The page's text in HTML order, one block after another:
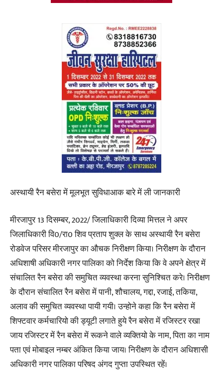
अस्थायी रैन बसेरा में मूलभूत सुविधाआक बारे में ली जानकारी
मीरजापुर 13 दिसम्बर, 2022/ जिलाधिकारी दिव्या मित्तल ने अपर
जिलाधिकारी वि0/रा0 शिव प्रताप शुक्ल के साथ अस्थायी रैन बसेरा
रोडवेज परिसर मीरजापुर का औचक निरीक्षण किया। निरीक्षण के दौरान
अधिशाषी अधिकारी नगर पालिका को निर्देश किया कि वे अपने क्षेत्र में
संचालित रैन बसेरा की समुचित व्यवस्था करना सुनिश्चित करे। निरीक्षण
के दौरान संचालित रैन बसेरा में पानी, शौचालय, गद्दा, रजाई, तकिया,
अलाव की समुचित व्यवस्था पायी गयी। उन्होने कहा कि रैन बसेरा में
शिफ्टवार कर्मचारियो की ड्यूटी लगाते हुये रैन बसेरा में रजिस्टर रखा
जाय रजिस्टर में रैन बसेरा में रूकने वाले व्यक्तियो के नाम, पिता का नाम
पता एवं मोबाइल नम्बर अंकित किया जाय। निरीक्षण के दौरान अधिशासी
अधिकारी नगर पालिका परिषद अंगद गुप्ता उपस्थित रहें।